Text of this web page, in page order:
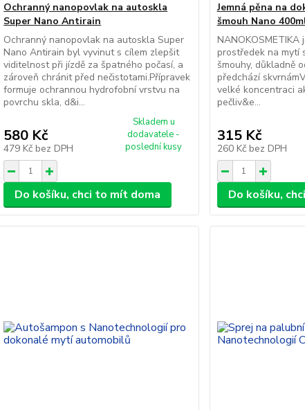
Ochranný nanopovlak na autoskla
Super Nano Antirain
Ochranný nanopovlak na autoskla Super
Nano Antirain byl vyvinut s cílem zlepšit
viditelnost při jízdě za špatného počasí, a
zároveň chránit před nečistotami.Přípravek
formuje ochrannou hydrofobní vrstvu na
povrchu skla, d&i...
580 Kč
479 Kč bez DPH
Skladem u
dodavatele -
poslední kusy
Do košíku, chci to mít doma
Jemná pěna na
šmouh Nano
NANOKOSMETIKA
prostředek na mytí
šmouhy, důkladně
předchází
velké koncentraci
pečliv&e...
315 Kč
260 Kč bez DPH
Do košíku,